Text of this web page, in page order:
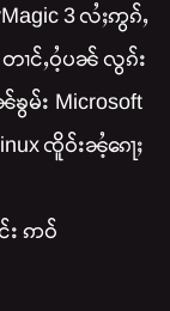
3 လႆႈဢွၵ်ႇ
တၢင်ႇဝႆႉပၼ် လွၵ်း
မ်း Microsoft
ၸိူဝ်းၼႆႉၵေႃႈ
ဢဝ်